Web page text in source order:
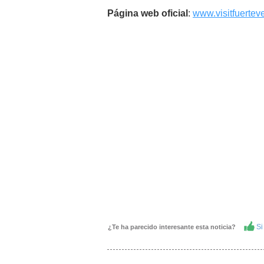
Página web oficial :
¿Te ha parecido interesante esta noticia? Si